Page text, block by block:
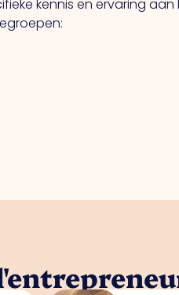
kennis en ervaring